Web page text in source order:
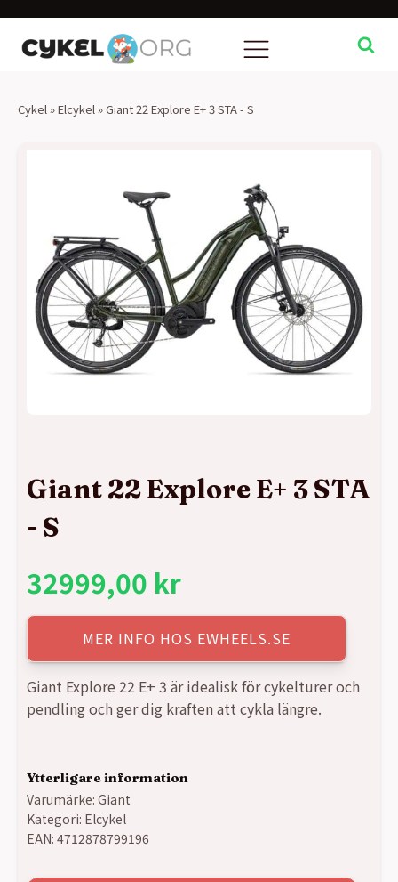
Cykel »Elcykel »Giant 22 Explore E+ 3 STA - S
Giant 22 Explore E+ 3 STA
- S
32999,00 kr
MER INFO HOS EWHEELS.SE
Giant Explore 22 E+ 3 är idealisk för cykelturer och
pendling och ger dig kraften att cykla längre.
Ytterligare information
Varumärke: Giant
Kategori: Elcykel
EAN: 4712878799196